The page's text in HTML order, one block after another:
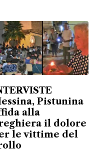
Pistunina
alla
il dolore
le vittime del